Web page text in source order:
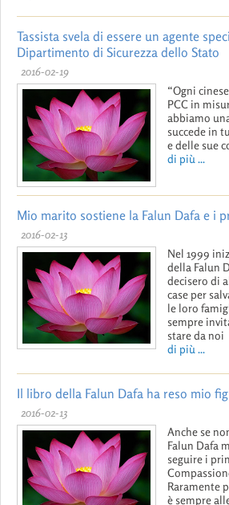
Tassista svela di essere un agente
Dipartimento di Sicurezza dello Stato
2016-02-19
“Ogni
PCC in
abbiamo
succede in
e delle sue
di più ...
Mio marito sostiene la Falun Dafa e i
2016-02-13
Nel 1999
della Falun
decisero di
case per
le loro
sempre
stare da noi
di più ...
Il libro della Falun Dafa ha reso mio
2016-02-13
Anche se
Falun Dafa
seguire i
Raramente
è sempre